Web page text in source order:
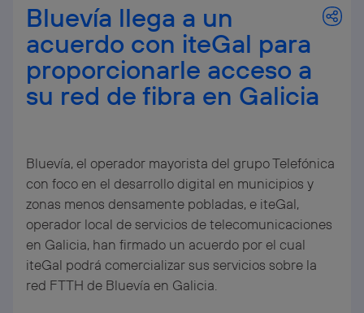
Bluevía llega a un
acuerdo con iteGal para
proporcionarle acceso a
su red de fibra en Galicia
Bluevía, el operador mayorista del grupo Telefónica
con foco en el desarrollo digital en municipios y
zonas menos densamente pobladas, e iteGal,
operador local de servicios de telecomunicaciones
en Galicia, han firmado un acuerdo por el cual
iteGal podrá comercializar sus servicios sobre la
red FTTH de Bluevía en Galicia.